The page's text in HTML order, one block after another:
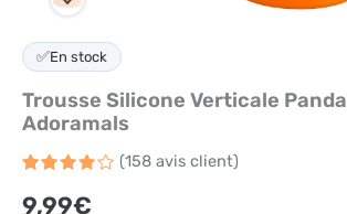
✅En stock
Trousse Silicone Verticale
Adoramals
4.2sur
(158avis client)
9,99€